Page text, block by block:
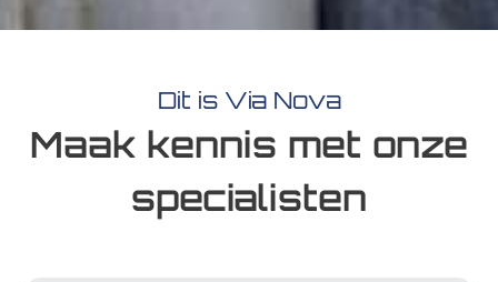
Dit is Via Nova
Maak kennis met onze
specialisten